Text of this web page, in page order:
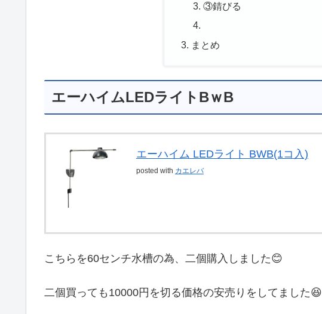
③錆びる
まとめ
エーハイムLEDライトBｗB
エーハイム LEDライト BWB(1コ入)
posted with カエレバ
こちらを60センチ水槽の為、二個購入しました😊
二個買っても10000円を切る価格の安売りをしてました😆